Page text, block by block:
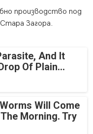
производство под
Загора.
And It
Of Plain...
Will Come
Morning. Try